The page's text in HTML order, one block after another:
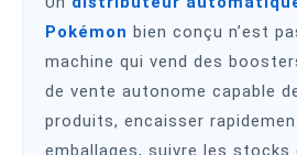
Pokémon bien conçu n’est
machine qui vend des
de vente autonome capable
produits, encaisser
emballages, suivre les stocks